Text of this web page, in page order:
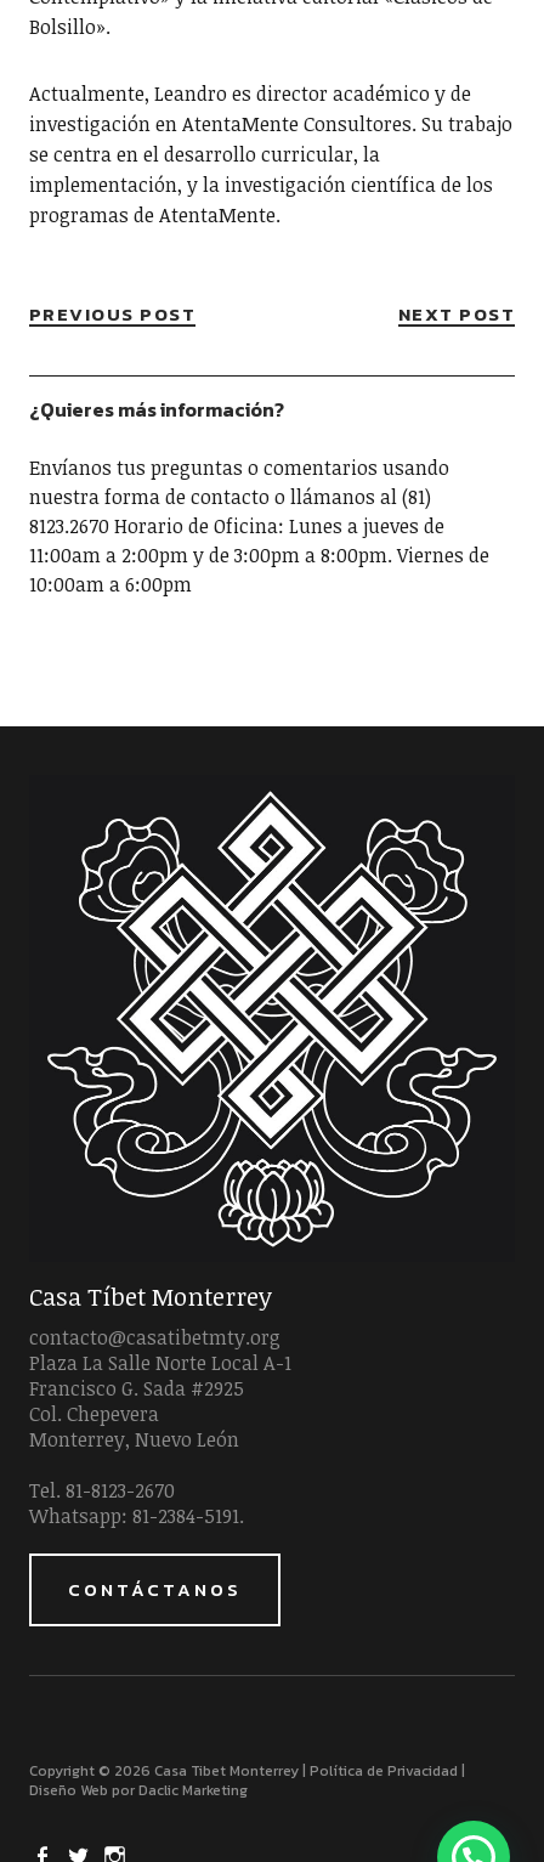
Bolsillo».
Actualmente, Leandro es director académico y de
investigación en AtentaMente Consultores. Su trabajo
se centra en el desarrollo curricular, la
implementación, y la investigación científica de los
programas de AtentaMente.
PREVIOUS POST NEXT POST
¿Quieres más información?
Envíanos tus preguntas o comentarios usando
nuestra forma de contacto o llámanos al (81)
8123.2670 Horario de Oficina: Lunes a jueves de
11:00am a 2:00pm y de 3:00pm a 8:00pm. Viernes de
10:00am a 6:00pm
Casa Tíbet Monterrey
contacto@casatibetmty.org
Plaza La Salle Norte Local A-1
Francisco G. Sada #2925
Col. Chepevera
Monterrey, Nuevo León
Tel. 81-8123-2670
Whatsapp: 81-2384-5191.
CONTÁCTANOS
Copyright © 2026 Casa Tibet Monterrey | Política de Privacidad |
Diseño Web por Daclic Marketing